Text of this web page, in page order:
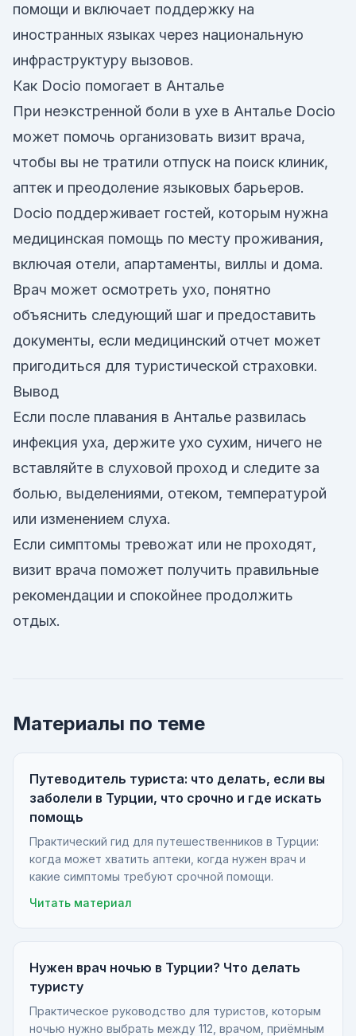
помощи и включает поддержку на
иностранных языках через национальную
инфраструктуру вызовов.
Как Docio помогает в Анталье
При неэкстренной боли в ухе в Анталье Docio
может помочь организовать визит врача,
чтобы вы не тратили отпуск на поиск клиник,
аптек и преодоление языковых барьеров.
Docio поддерживает гостей, которым нужна
медицинская помощь по месту проживания,
включая отели, апартаменты, виллы и дома.
Врач может осмотреть ухо, понятно
объяснить следующий шаг и предоставить
документы, если медицинский отчет может
пригодиться для туристической страховки.
Вывод
Если после плавания в Анталье развилась
инфекция уха, держите ухо сухим, ничего не
вставляйте в слуховой проход и следите за
болью, выделениями, отеком, температурой
или изменением слуха.
Если симптомы тревожат или не проходят,
визит врача поможет получить правильные
рекомендации и спокойнее продолжить
отдых.
Материалы по теме
Путеводитель туриста: что делать, если вы
заболели в Турции, что срочно и где искать
помощь
Практический гид для путешественников в Турции:
когда может хватить аптеки, когда нужен врач и
какие симптомы требуют срочной помощи.
Читать материал
Нужен врач ночью в Турции? Что делать
туристу
Практическое руководство для туристов, которым
ночью нужно выбрать между 112, врачом, приёмным